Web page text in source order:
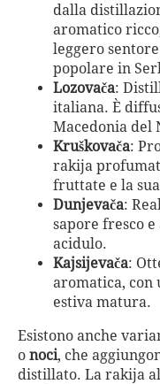
dalla
aromatico
leggero
popolare in
Lozovača:
italiana. È
Macedonia del
Kruškovača:
rakija
fruttate e la
Dunjevača:
sapore fresco
acidulo.
Kajsijevača:
aromatica,
estiva matura.
Esistono anche
o noci, che
distillato. La rakija